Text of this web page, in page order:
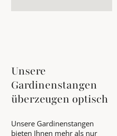
Unsere
Gardinenstangen
überzeugen optisch
Unsere Gardinenstangen
bieten Ihnen mehr als nur